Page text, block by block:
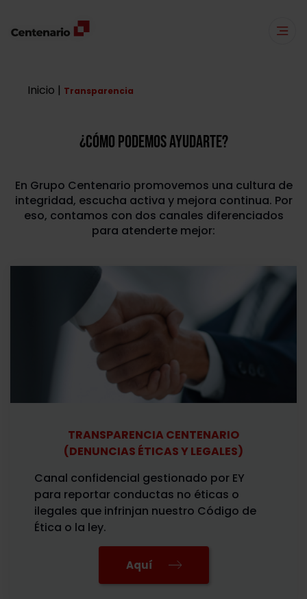
Inicio | Transparencia
¿Cómo podemos ayudarte?
En Grupo Centenario promovemos una cultura de
integridad, escucha activa y mejora continua. Por
eso, contamos con dos canales diferenciados
para atenderte mejor:
TRANSPARENCIA CENTENARIO
(DENUNCIAS ÉTICAS Y LEGALES)
Canal confidencial gestionado por EY
para reportar conductas no éticas o
ilegales que infrinjan nuestro Código de
Ética o la ley.
Aquí